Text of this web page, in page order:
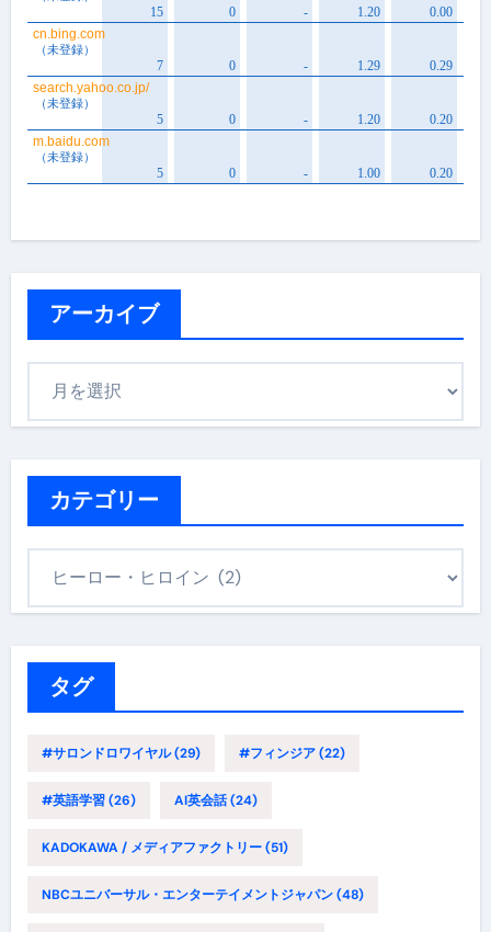
アーカイブ
カテゴリー
タグ
#サロンドロワイヤル(29) #フィンジア(22)
#英語学習(26) AI英会話(24)
KADOKAWA / メディアファクトリー(51)
NBCユニバーサル・エンターテイメントジャパン(48)